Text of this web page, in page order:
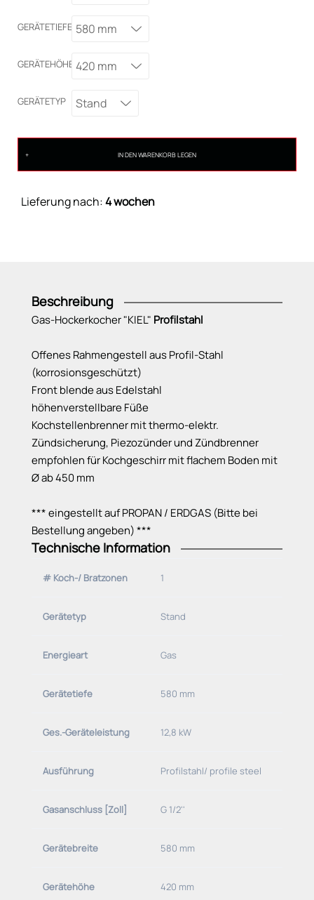
GERÄTETIEFE 580 mm
GERÄTEHÖHE 420 mm
GERÄTETYP Stand
IN DEN WARENKORB LEGEN
Lieferung nach:4 wochen
Beschreibung
Gas-Hockerkocher "KIEL" Profilstahl
Offenes Rahmengestell aus Profil-Stahl
(korrosionsgeschützt)
Front blende aus Edelstahl
höhenverstellbare Füße
Kochstellenbrenner mit thermo-elektr.
Zündsicherung, Piezozünder und Zündbrenner
empfohlen für Kochgeschirr mit flachem Boden mit
Ø ab 450 mm
*** eingestellt auf PROPAN / ERDGAS (Bitte bei
Bestellung angeben) ***
Gasschläuche sind im Lieferumfang nicht
separat.
Technische Information
# Koch-/ Bratzonen 1
Gerätetyp Stand
Energieart Gas
Gerätetiefe 580 mm
Ges.-Geräteleistung 12,8 kW
Ausführung Profilstahl/ profile steel
Gasanschluss [Zoll] G 1/2''
Gerätebreite 580 mm
Gerätehöhe 420 mm